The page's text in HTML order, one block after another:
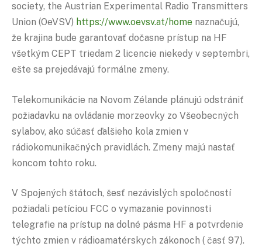
society, the Austrian Experimental Radio Transmitters
Union (OeVSV) https://www.oevsv.at/home naznačujú,
že krajina bude garantovať dočasne prístup na HF
všetkým CEPT triedam 2 licencie niekedy v septembri,
ešte sa prejedávajú formálne zmeny.
Telekomunikácie na Novom Zélande plánujú odstrániť
požiadavku na ovládanie morzeovky zo Všeobecných
sylabov, ako súčasť ďalšieho kola zmien v
rádiokomunikačných pravidlách. Zmeny majú nastať
koncom tohto roku.
V Spojených štátoch, šesť nezávislých spoločností
požiadali petíciou FCC o vymazanie povinnosti
telegrafie na prístup na dolné pásma HF a potvrdenie
týchto zmien v rádioamatérskych zákonoch ( časť 97).